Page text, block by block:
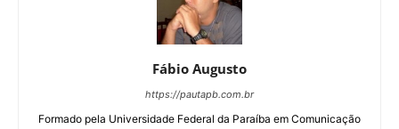
Fábio Augusto
https://pautapb.com.br
Formado pela Universidade Federal da Paraíba em Comunicação